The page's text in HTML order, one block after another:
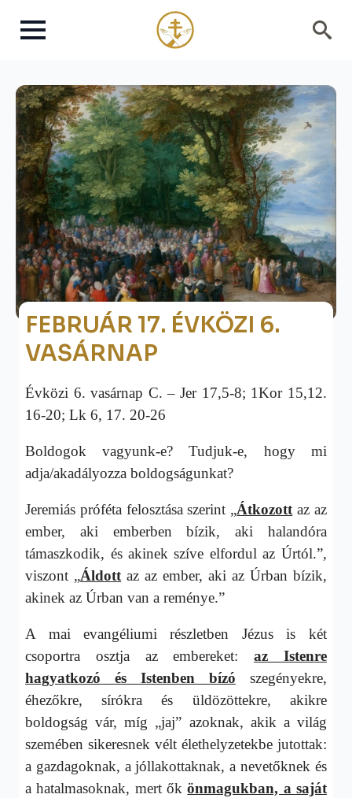
FEBRUÁR 17. ÉVKÖZI 6.
VASÁRNAP
Évközi 6. vasárnap C. – Jer 17,5-8; 1Kor 15,12.
16-20;Lk 6, 17. 20-26
Boldogok vagyunk-e? Tudjuk-e, hogy mi
adja/akadályozza boldogságunkat?
Jeremiás próféta felosztása szerint „Átkozottaz az
ember, aki emberben bízik, aki halandóra
támaszkodik, és akinek szíve elfordul az Úrtól.”,
viszont „Áldottaz az ember, aki az Úrban bízik,
akinek az Úrban van a reménye.”
A mai evangéliumi részletben Jézus is két
csoportra osztja az embereket:az Istenre
hagyatkozó és Istenben bízó szegényekre,
éhezőkre, sírókra és üldözöttekre, akikre
boldogság vár, míg „jaj” azoknak, akik a világ
szemében sikeresnek vélt élethelyzetekbe jutottak:
a gazdagoknak, a jóllakottaknak, a nevetőknek és
a hatalmasoknak, mert őkönmagukban, a saját